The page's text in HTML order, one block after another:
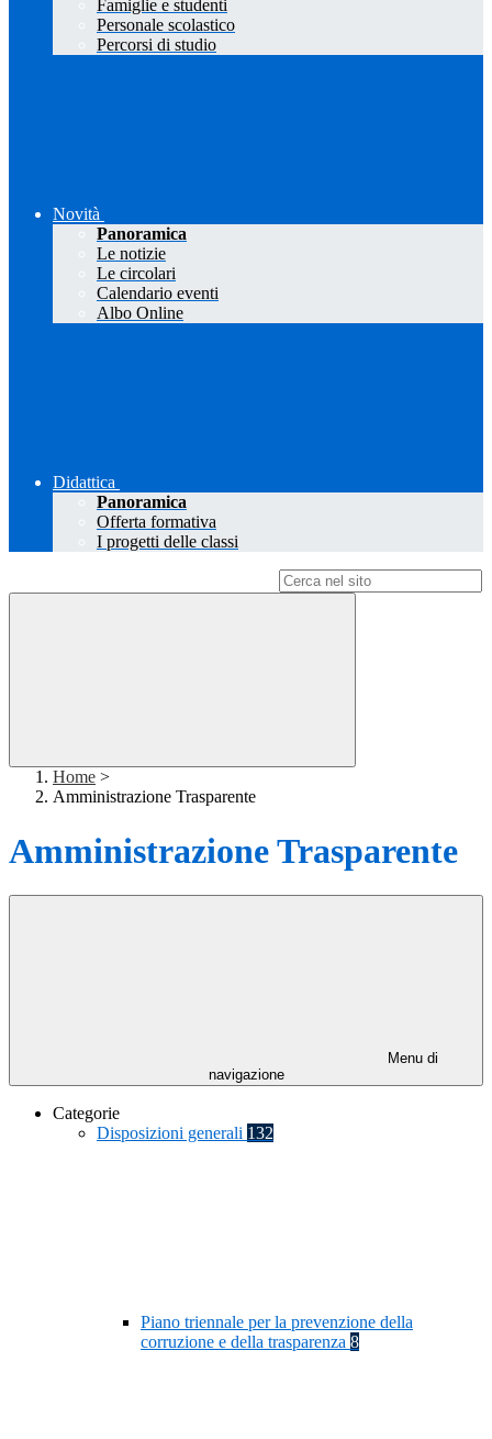
Famiglie e studenti
Personale scolastico
Percorsi di studio
Novità
Panoramica
Le notizie
Le circolari
Calendario eventi
Albo Online
Didattica
Panoramica
Offerta formativa
I progetti delle classi
Home >
Amministrazione Trasparente
Amministrazione Trasparente
Menu di
navigazione
Categorie
Disposizioni generali 132
Piano triennale per la prevenzione della
corruzione e della trasparenza 8